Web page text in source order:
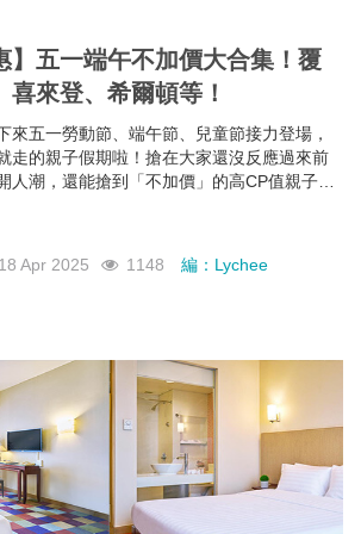
】五一端午不加價大合集！覆
來登、希爾頓等！
來五一勞動節、端午節、兒童節接力登場，
走的親子假期啦！搶在大家還沒反應過來前
人潮，還能搶到「不加價」的高CP值親子酒
要掌握好訂房時機，仍有機會撿到超值好
18 Apr 2025 1148 編：Lychee